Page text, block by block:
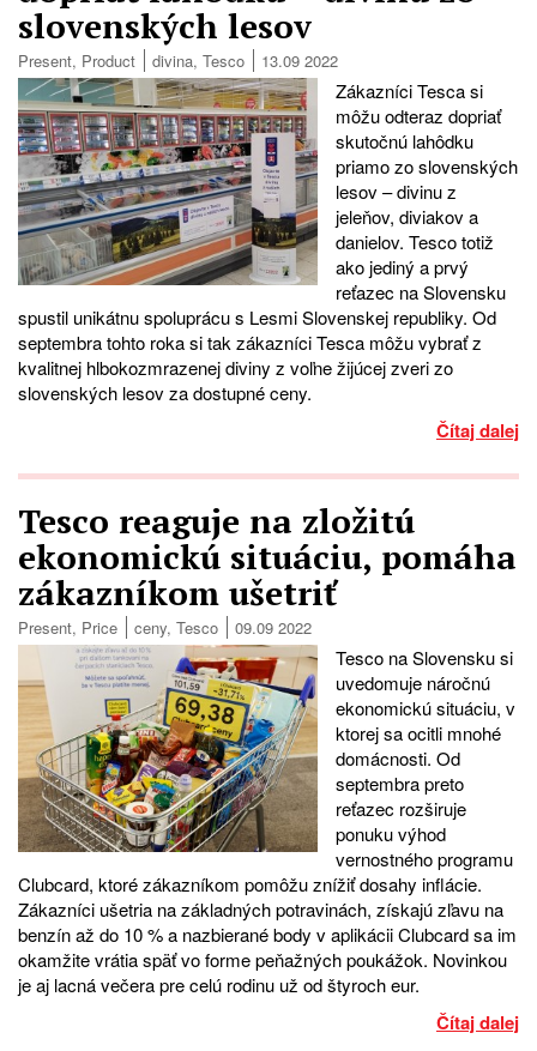
slovenských lesov
Present, Product divina, Tesco 13.09 2022
Zákazníci Tesca si
môžu odteraz dopriať
skutočnú lahôdku
priamo zo slovenských
lesov – divinu z
jeleňov, diviakov a
danielov. Tesco totiž
ako jediný a prvý
reťazec na Slovensku
spustil unikátnu spoluprácu s Lesmi Slovenskej republiky. Od
septembra tohto roka si tak zákazníci Tesca môžu vybrať z
kvalitnej hlbokozmrazenej diviny z voľne žijúcej zveri zo
slovenských lesov za dostupné ceny.
Čítaj dalej
Tesco reaguje na zložitú
ekonomickú situáciu, pomáha
zákazníkom ušetriť
Present, Price ceny, Tesco 09.09 2022
Tesco na Slovensku si
uvedomuje náročnú
ekonomickú situáciu, v
ktorej sa ocitli mnohé
domácnosti. Od
septembra preto
reťazec rozširuje
ponuku výhod
vernostného programu
Clubcard, ktoré zákazníkom pomôžu znížiť dosahy inflácie.
Zákazníci ušetria na základných potravinách, získajú zľavu na
benzín až do 10 % a nazbierané body v aplikácii Clubcard sa im
okamžite vrátia späť vo forme peňažných poukážok. Novinkou
je aj lacná večera pre celú rodinu už od štyroch eur.
Čítaj dalej